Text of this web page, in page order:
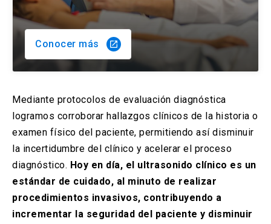
Conocer más launch
Mediante protocolos de evaluación diagnóstica
logramos corroborar hallazgos clínicos de la historia o
examen físico del paciente, permitiendo así disminuir
la incertidumbre del clínico y acelerar el proceso
diagnóstico. Hoy en día, el ultrasonido clínico es un
estándar de cuidado, al minuto de realizar
procedimientos invasivos, contribuyendo a
incrementar la seguridad del paciente y disminuir